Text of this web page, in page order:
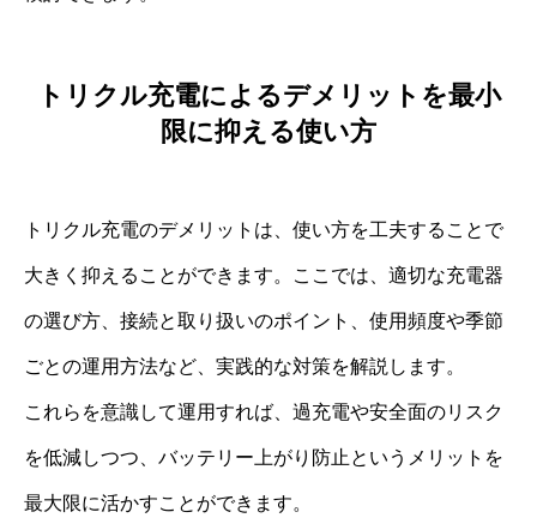
トリクル充電によるデメリットを最小
限に抑える使い方
トリクル充電のデメリットは、使い方を工夫することで
大きく抑えることができます。ここでは、適切な充電器
の選び方、接続と取り扱いのポイント、使用頻度や季節
ごとの運用方法など、実践的な対策を解説します。
これらを意識して運用すれば、過充電や安全面のリスク
を低減しつつ、バッテリー上がり防止というメリットを
最大限に活かすことができます。